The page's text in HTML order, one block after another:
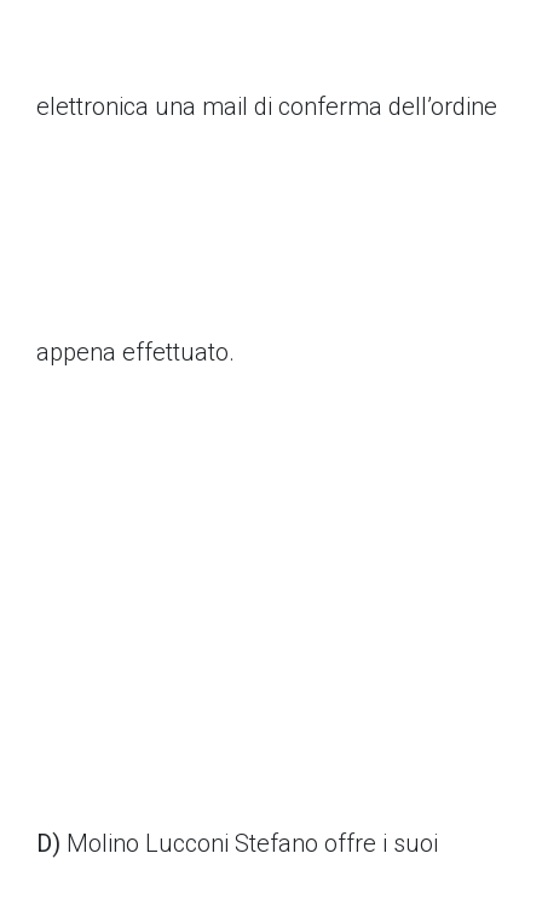
elettronica una mail di conferma dell’ordine
appena effettuato.
D) Molino Lucconi Stefano offre i suoi